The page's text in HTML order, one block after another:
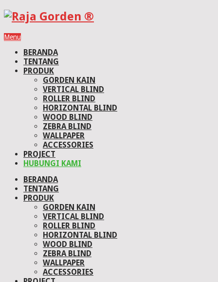
Menu
BERANDA
TENTANG
PRODUK
GORDEN KAIN
VERTICAL BLIND
ROLLER BLIND
HORIZONTAL BLIND
WOOD BLIND
ZEBRA BLIND
WALLPAPER
ACCESSORIES
PROJECT
HUBUNGI KAMI
BERANDA
TENTANG
PRODUK
GORDEN KAIN
VERTICAL BLIND
ROLLER BLIND
HORIZONTAL BLIND
WOOD BLIND
ZEBRA BLIND
WALLPAPER
ACCESSORIES